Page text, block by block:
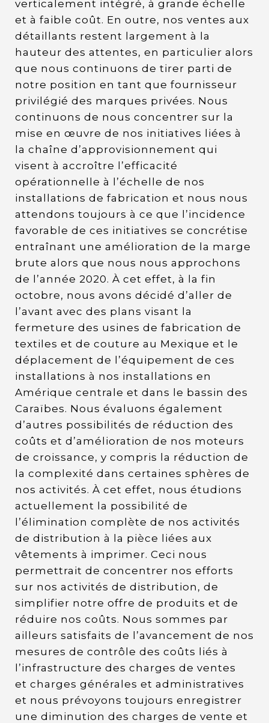
verticalement intégré, à grande échelle
et à faible coût. En outre, nos ventes aux
détaillants restent largement à la
hauteur des attentes, en particulier alors
que nous continuons de tirer parti de
notre position en tant que fournisseur
privilégié des marques privées. Nous
continuons de nous concentrer sur la
mise en œuvre de nos initiatives liées à
la chaîne d’approvisionnement qui
visent à accroître l’efficacité
opérationnelle à l’échelle de nos
installations de fabrication et nous nous
attendons toujours à ce que l’incidence
favorable de ces initiatives se concrétise
entraînant une amélioration de la marge
brute alors que nous nous approchons
de l’année 2020. À cet effet, à la fin
octobre, nous avons décidé d’aller de
l’avant avec des plans visant la
fermeture des usines de fabrication de
textiles et de couture au Mexique et le
déplacement de l’équipement de ces
installations à nos installations en
Amérique centrale et dans le bassin des
Caraïbes. Nous évaluons également
d’autres possibilités de réduction des
coûts et d’amélioration de nos moteurs
de croissance, y compris la réduction de
la complexité dans certaines sphères de
nos activités. À cet effet, nous étudions
actuellement la possibilité de
l’élimination complète de nos activités
de distribution à la pièce liées aux
vêtements à imprimer. Ceci nous
permettrait de concentrer nos efforts
sur nos activités de distribution, de
simplifier notre offre de produits et de
réduire nos coûts. Nous sommes par
ailleurs satisfaits de l’avancement de nos
mesures de contrôle des coûts liés à
l’infrastructure des charges de ventes
et charges générales et administratives
et nous prévoyons toujours enregistrer
une diminution des charges de vente et